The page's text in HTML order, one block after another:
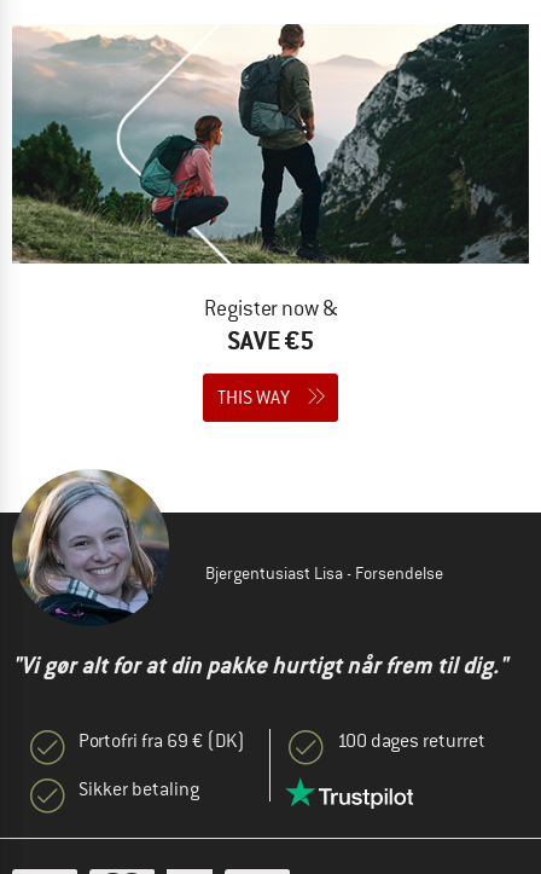
Register now &
SAVE €5
THIS WAY
Bjergentusiast Lisa - Forsendelse
"Vi gør alt for at din pakke hurtigt når frem til dig."
Portofri fra 69 € (DK)
Sikker betaling
100 dages returret